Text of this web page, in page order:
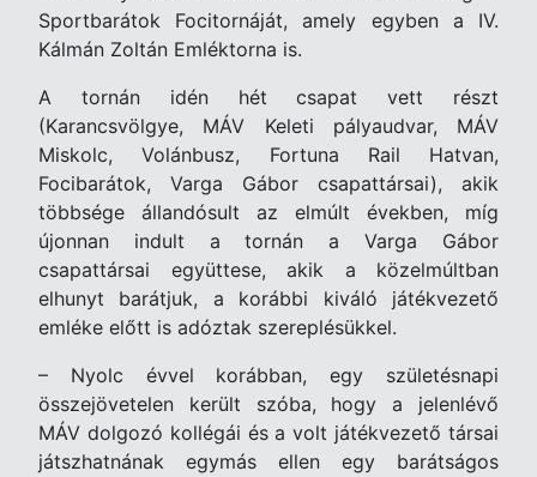
Sportbarátok Focitornáját, amely egyben a IV.
Kálmán Zoltán Emléktorna is.
A tornán idén hét csapat vett részt
(Karancsvölgye, MÁV Keleti pályaudvar, MÁV
Miskolc, Volánbusz, Fortuna Rail Hatvan,
Focibarátok, Varga Gábor csapattársai), akik
többsége állandósult az elmúlt években, míg
újonnan indult a tornán a Varga Gábor
csapattársai együttese, akik a közelmúltban
elhunyt barátjuk, a korábbi kiváló játékvezető
emléke előtt is adóztak szereplésükkel.
– Nyolc évvel korábban, egy születésnapi
összejövetelen került szóba, hogy a jelenlévő
MÁV dolgozó kollégái és a volt játékvezető társai
játszhatnának egymás ellen egy barátságos